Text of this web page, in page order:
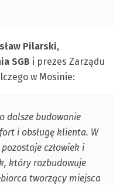
Pilarski,
SGB i prezes Zarządu
w Mosinie:
dalsze budowanie
i obsługę klienta. W
człowiek i
który rozbudowuje
tworzący miejsca